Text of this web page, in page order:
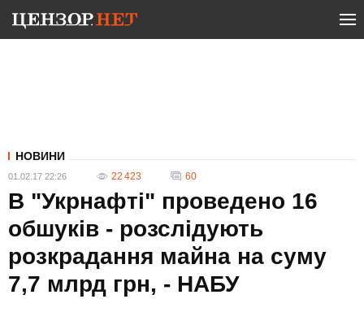
НОВИНИ
01.02.17 22:26 22 423 60
В "Укрнафті" проведено 16
обшуків - розслідують
розкрадання майна на суму
7,7 млрд грн, - НАБУ